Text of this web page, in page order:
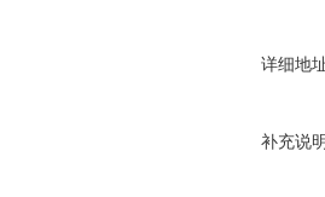
详细地
补充说